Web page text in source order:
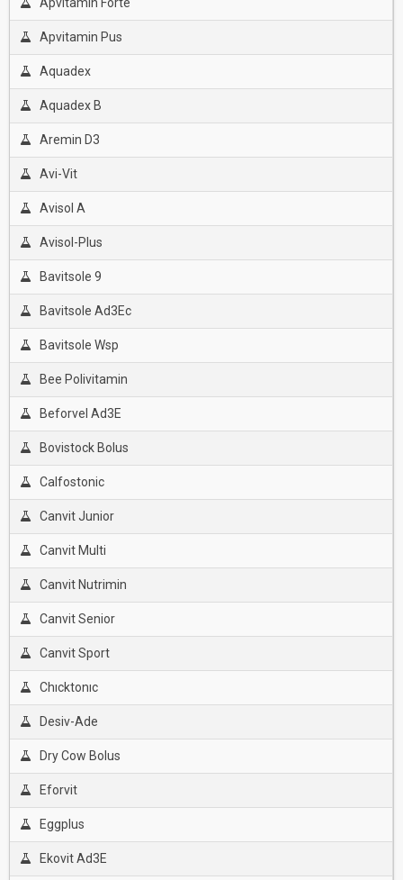
Apvitamin Pus
Aquadex
Aquadex B
Aremin D3
Avi-Vit
Avisol A
Avisol-Plus
Bavitsole 9
Bavitsole Ad3Ec
Bavitsole Wsp
Bee Polivitamin
Beforvel Ad3E
Bovistock Bolus
Calfostonic
Canvit Junior
Canvit Multi
Canvit Nutrimin
Canvit Senior
Canvit Sport
Chıcktonıc
Desiv-Ade
Dry Cow Bolus
Eforvit
Eggplus
Ekovit Ad3E